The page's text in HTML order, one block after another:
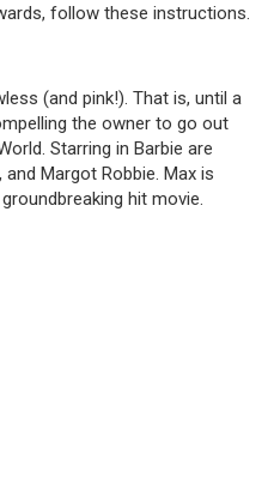
follow these instructions.
(and pink!). That is, until a
the owner to go out
Starring in Barbie are
Margot Robbie. Max is
hit movie.